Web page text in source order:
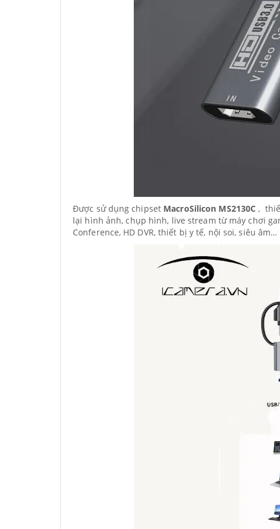
Được sử dụng chipset MacroSilicon MS2130C ,
lại hình ảnh, chụp hình, live stream từ máy chơi
Conference, HD DVR, thiết bị y tế, nội soi, siêu âm…